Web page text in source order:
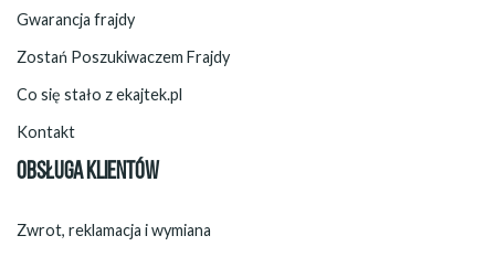
Gwarancja frajdy
Zostań Poszukiwaczem Frajdy
Co się stało z ekajtek.pl
Kontakt
OBSŁUGA KLIENTÓW
Zwrot, reklamacja i wymiana